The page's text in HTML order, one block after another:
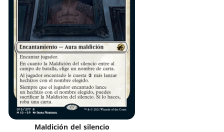
Maldición del silencio